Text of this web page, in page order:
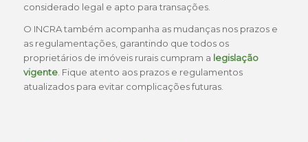
considerado legal e apto para transações.
O INCRA também acompanha as mudanças nos prazos e
as regulamentações, garantindo que todos os
proprietários de imóveis rurais cumpram a legislação
vigente. Fique atento aos prazos e regulamentos
atualizados para evitar complicações futuras.